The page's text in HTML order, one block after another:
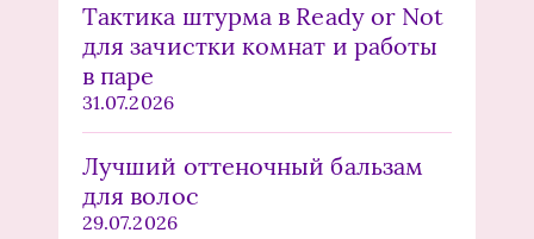
Тактика штурма в Ready or Not
для зачистки комнат и работы
в паре
31.07.2026
Лучший оттеночный бальзам
для волос
29.07.2026